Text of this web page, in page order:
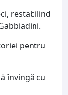
restabilind
pentru
învingă cu